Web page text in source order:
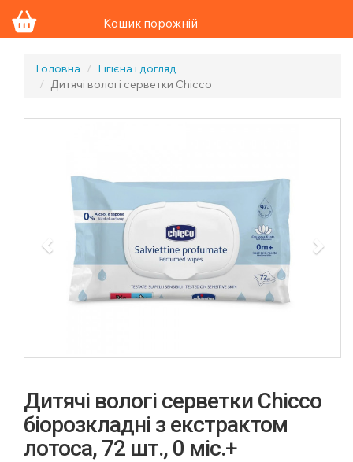
Кошик порожній
Головна
Гігієна і догляд
Дитячі вологі серветки Chicco
Дитячі вологі серветки Chicco
біорозкладні з екстрактом
лотоса, 72 шт., 0 міс.+